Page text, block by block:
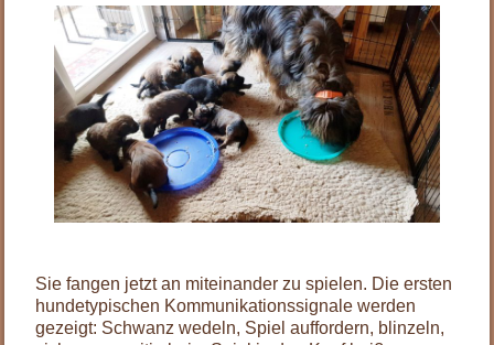
Sie fangen jetzt an miteinander zu spielen. Die ersten
hundetypischen Kommunikationssignale werden
gezeigt: Schwanz wedeln, Spiel auffordern, blinzeln,